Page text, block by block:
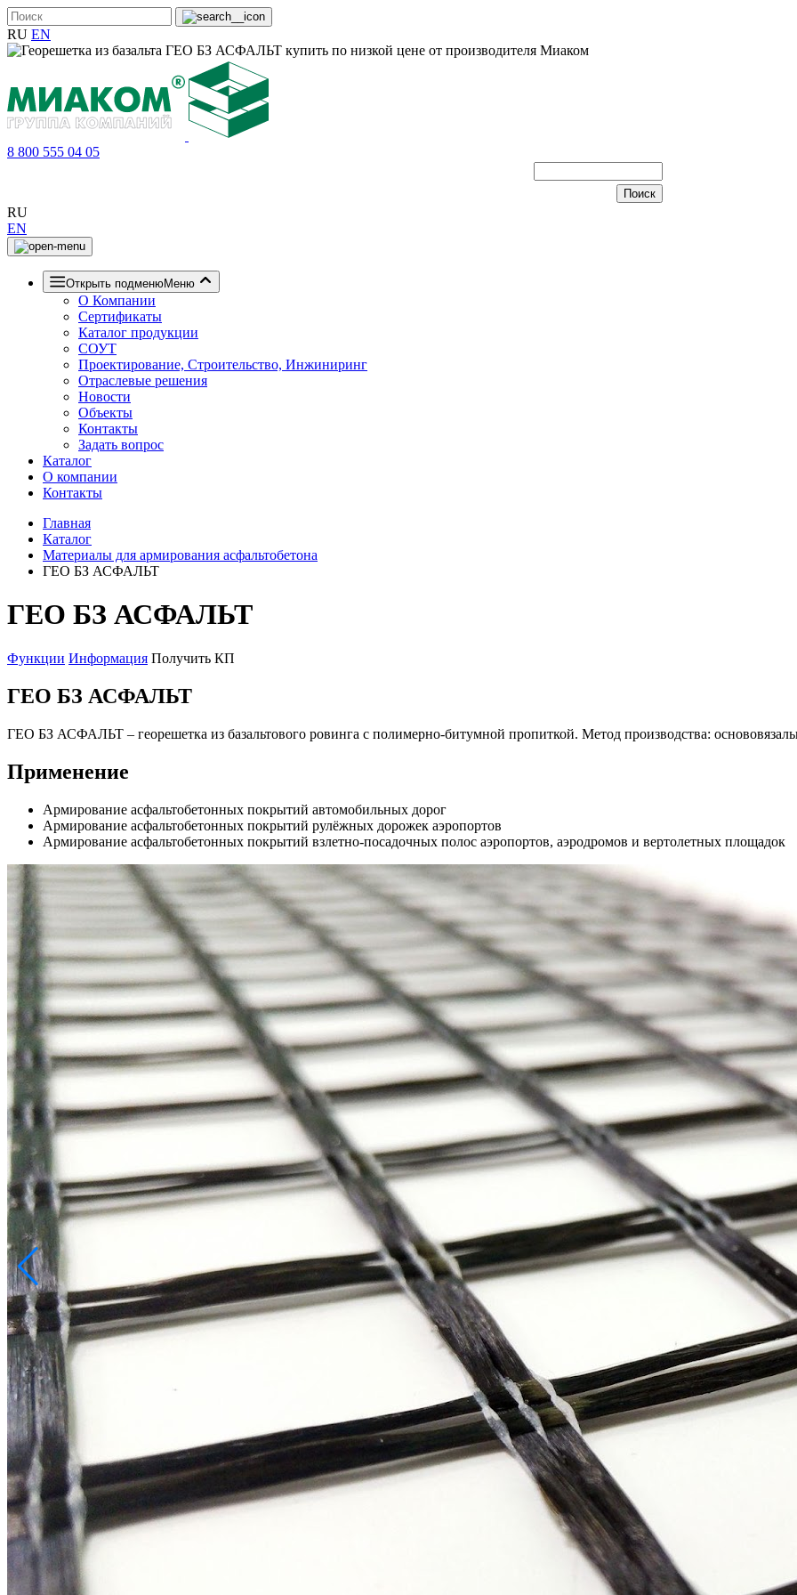
RU EN
8 800 555 04 05
RU
EN
Открыть подменюМеню
О Компании
Сертификаты
Каталог продукции
СОУТ
Проектирование, Строительство, Инжиниринг
Отраслевые решения
Новости
Объекты
Контакты
Задать вопрос
Каталог
О компании
Контакты
Главная
Каталог
Материалы для армирования асфальтобетона
ГЕО БЗ АСФАЛЬТ
ГЕО БЗ АСФАЛЬТ
Функции Информация Получить КП
ГЕО БЗ АСФАЛЬТ
ГЕО БЗ АСФАЛЬТ – георешетка из базальтового ровинга с полимерно-битумной пропиткой. Метод производства:
Применение
Армирование асфальтобетонных покрытий автомобильных дорог
Армирование асфальтобетонных покрытий рулёжных дорожек аэропортов
Армирование асфальтобетонных покрытий взлетно-посадочных полос аэропортов, аэродромов и вертолетных площадок